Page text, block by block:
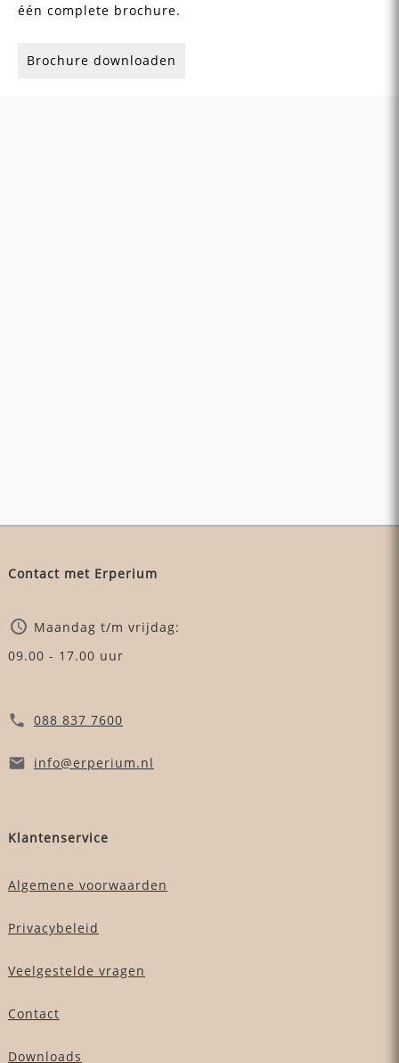
één complete brochure.
Brochure downloaden
Contact met Erperium
Maandag t/m vrijdag:
09.00 - 17.00 uur
088 837 7600
info@erperium.nl
Klantenservice
Algemene voorwaarden
Privacybeleid
Veelgestelde vragen
Contact
Downloads